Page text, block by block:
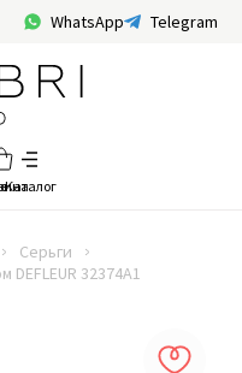
WhatsApp Telegram
Серьги
32374A1